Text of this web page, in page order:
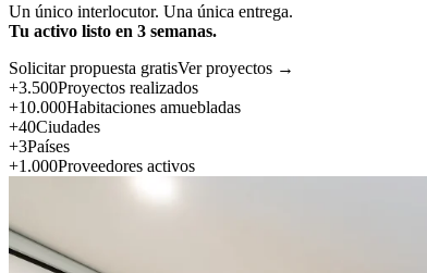
Un único interlocutor. Una única entrega.
Tu activo listo en 3 semanas.
Solicitar propuesta gratisVer proyectos →
+3.500Proyectos realizados
+10.000Habitaciones amuebladas
+40Ciudades
+3Países
+1.000Proveedores activos